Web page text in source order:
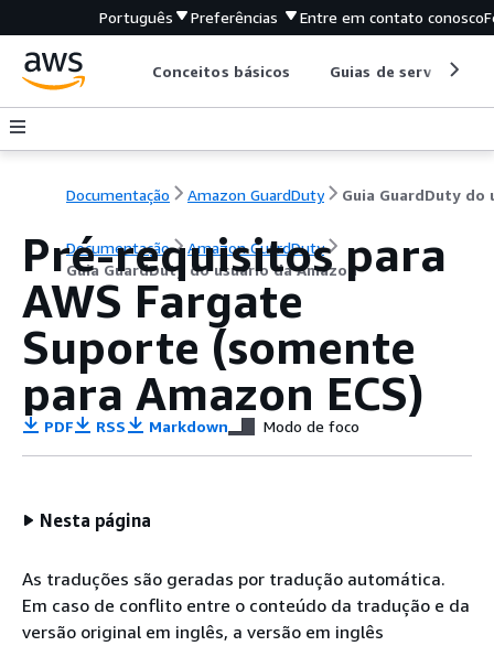
Português Preferências Entre em contato conosco
Conceitos básicos Guias de serviço
Documentação Amazon GuardDuty
Documentação
Amazon GuardDuty
Guia GuardDuty do usuário da Amazon
Pré-requisitos para
AWS Fargate
Suporte (somente
para Amazon ECS)
PDF RSS Markdown Modo de foco
Nesta página
As traduções são geradas por tradução automática.
Em caso de conflito entre o conteúdo da tradução e da
versão original em inglês, a versão em inglês